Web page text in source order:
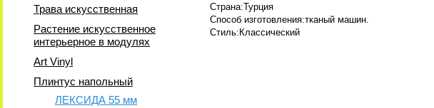
Трава искусственная
Растение искусственное
интерьерное в модулях
Art Vinyl
Плинтус напольный
ЛЕКСИДА 55 мм
Страна:Турция
Способ изготовления:тканый машин.
Стиль:Классический